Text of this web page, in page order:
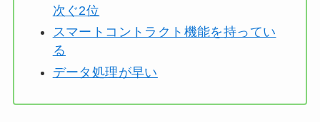
次ぐ2位
スマートコントラクト機能を持ってい
る
データ処理が早い